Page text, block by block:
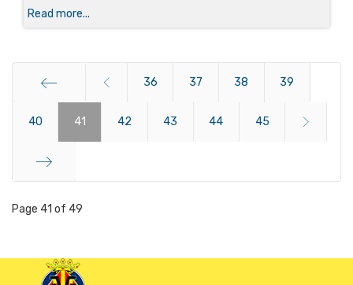
Read more...
Start
36 37 38 39
40 41 42 43 44 45
Page 41 of 49